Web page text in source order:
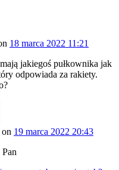
18 marca 2022 11:21
jakiegoś pułkownika jak
odpowiada za rakiety.
on 19 marca 2022 20:43